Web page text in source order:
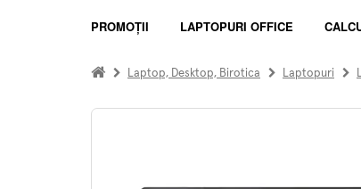
PROMOȚII LAPTOPURI OFFICE
Laptop, Desktop, Birotica Laptopuri